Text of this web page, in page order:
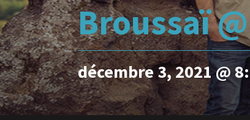
Broussaï
décembre 3, 2021 @